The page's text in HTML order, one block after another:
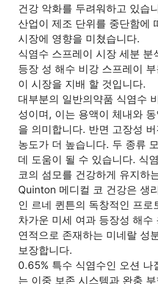
건강 악화를 두려워하고 있습
산업이 제조 단위를 중단함에
시장에 영향을 미쳤습니다.
식염수 스프레이 시장 세분 분
등장 성 해수 비강 스프레이
이 시장을 지배 할 것입니다.
대부분의 일반의약품 식염수
성이며, 이는 용액이 체내와
을 의미합니다. 반면 고장성
농도가 더 높습니다. 두 종류
데 도움이 될 수 있습니다. 식
코의 섬모를 건강하게 유지하
Quinton 메디컬 코 건강은 생
인 르네 퀸튼의 독창적인 프로
차가운 미세 여과 등장성 해수
연적으로 존재하는 미네랄 성
보장합니다.
0.65% 특수 식염수인 오션 나
는 이중 보존 시스템과 완충